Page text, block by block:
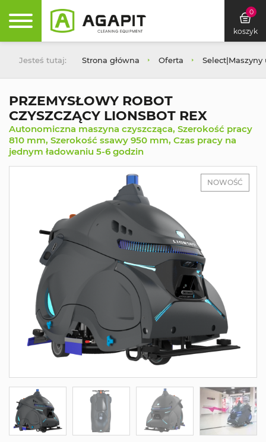
0
koszyk
Jesteś tutaj: Strona główna Oferta Select|Maszyny
PRZEMYSŁOWY ROBOT
CZYSZCZĄCY LIONSBOT REX
Autonomiczna maszyna czyszcząca, Szerokość pracy
810 mm, Szerokość ssawy 950 mm, Czas pracy na
jednym ładowaniu 5-6 godzin
NOWOŚĆ